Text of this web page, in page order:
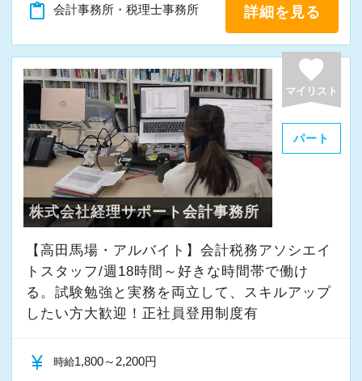
content_paste 会計事務所・税理士事務所 詳細を見る
favorite
マイリスト
パート
株式会社経理サポート会計事務所
【高田馬場・アルバイト】会計税務アソシエイ
トスタッフ/週18時間～好きな時間帯で働け
る。試験勉強と実務を両立して、スキルアップ
したい方大歓迎！正社員登用制度有
currency_yen 時給1,800～2,200円